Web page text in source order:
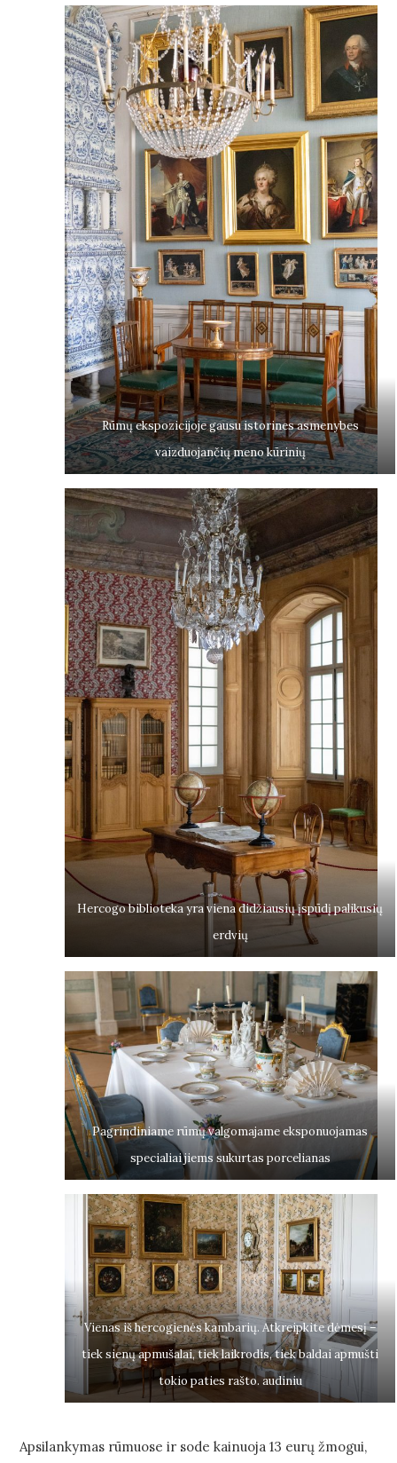
Rūmų ekspozicijoje gausu istorines asmenybes
vaizduojančių meno kūrinių
Hercogo biblioteka yra viena didžiausių įspūdį palikusių
erdvių
Pagrindiniame rūmų valgomajame eksponuojamas
specialiai jiems sukurtas porcelianas
Vienas iš hercogienės kambarių. Atkreipkite dėmesį –
tiek sienų apmušalai, tiek laikrodis, tiek baldai apmušti
tokio paties rašto. audiniu
Apsilankymas rūmuose ir sode kainuoja 13 eurų žmogui,